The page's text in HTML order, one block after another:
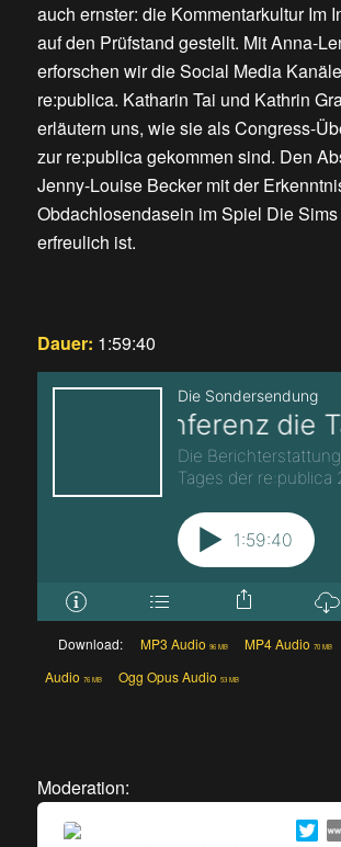
auch ernster: die Kommentarkultur Im
auf den Prüfstand gestellt. Mit Anna-
erforschen wir die Social Media
re:publica. Katharin Tai und Kathrin
erläutern uns, wie sie als Congress-
zur re:publica gekommen sind. Den
Jenny-Louise Becker mit der
Obdachlosendasein im Spiel Die
erfreulich ist.
Dauer: 1:59:40
Download: MP3 Audio 96 MB MP4 Audio 70 MB
Audio 76 MB Ogg Opus Audio 53 MB
Moderation: